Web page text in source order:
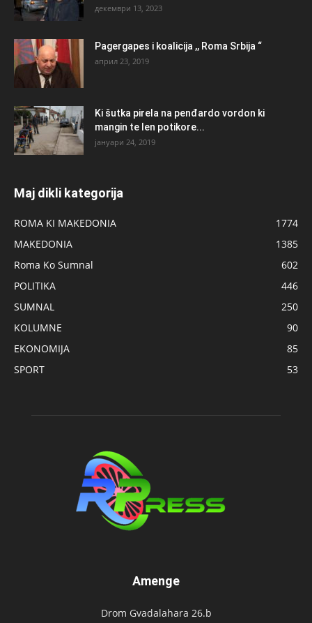
декември 13, 2023
Pagergapes i koalicija ,, Roma Srbija “
април 23, 2019
Ki šutka pirela na penđardo vordon ki
mangin te len potikore...
јануари 24, 2019
Maj dikli kategorija
ROMA KI MAKEDONIA
1774
MAKEDONIA
1385
Roma Ko Sumnal
602
POLITIKA
446
SUMNAL
250
KOLUMNE
90
EKONOMIJA
85
SPORT
53
Amenge
Drom Gvadalahara 26.b